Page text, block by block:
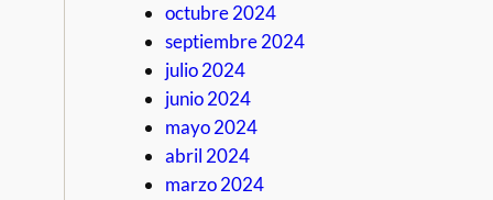
octubre 2024
septiembre 2024
julio 2024
junio 2024
mayo 2024
abril 2024
marzo 2024